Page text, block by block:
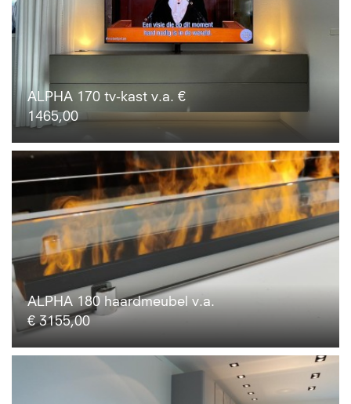
ALPHA 170 tv-kast v.a. €
1465,00
ALPHA 180 haardmeubel v.a.
€ 3155,00